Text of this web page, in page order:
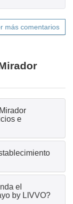
más comentarios
e
el
by LIVVO?